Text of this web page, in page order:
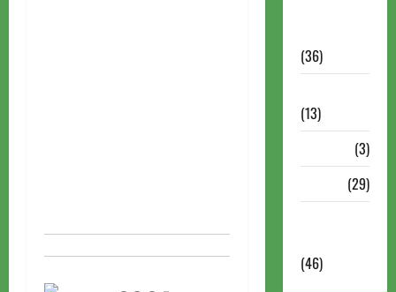
(36)
(13)
(3)
(29)
(46)